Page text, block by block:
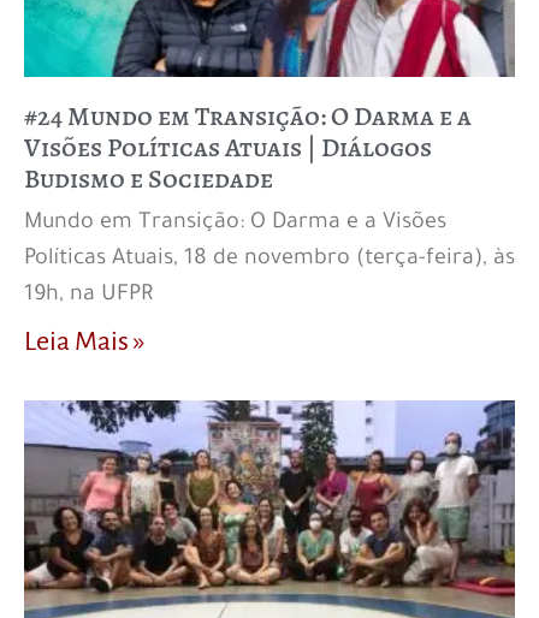
#24 Mundo em Transição: O Darma e a
Visões Políticas Atuais | Diálogos
Budismo e Sociedade
Mundo em Transição: O Darma e a Visões
Políticas Atuais, 18 de novembro (terça-feira), às
19h, na UFPR
Leia Mais »